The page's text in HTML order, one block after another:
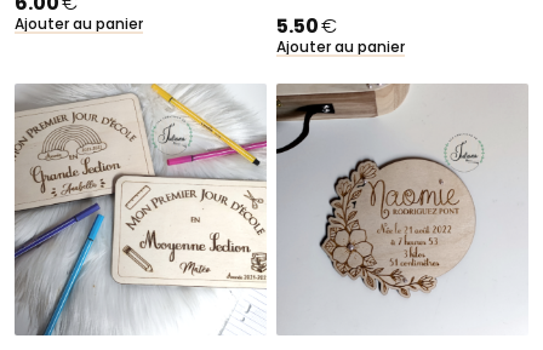
Ajouter au panier
5.50€
Ajouter au panier